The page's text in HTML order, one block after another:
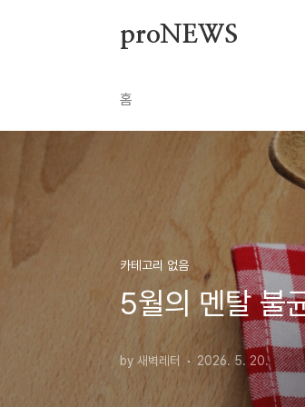
proNEWS
홈
카테고리 없음
5월의 멘탈 불
by 새벽레터 2026. 5. 20.